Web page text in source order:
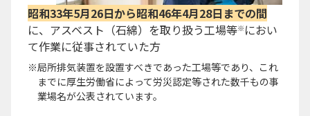
昭和33年5月26日から昭和46年4月28日までの間
に、アスベスト（石綿）を取り扱う工場等※ におい
て作業に従事されていた方
局所排気装置を設置すべきであった工場等であり、これ
までに厚生労働省によって労災認定等された数千もの事
業場名が公表されています。